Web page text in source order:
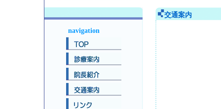
navigation
交通案内